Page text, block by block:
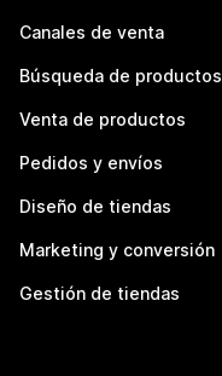
Canales de venta
Búsqueda de productos
Venta de productos
Pedidos y envíos
Diseño de tiendas
Marketing y conversión
Gestión de tiendas